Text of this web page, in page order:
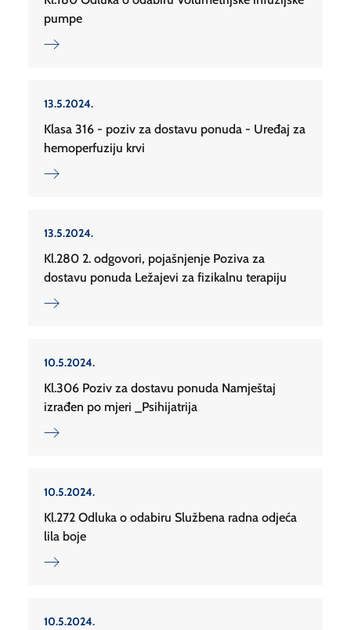
pumpe
13.5.2024.
Klasa 316 - poziv za dostavu ponuda - Uređaj za
hemoperfuziju krvi
13.5.2024.
Kl.280 2. odgovori, pojašnjenje Poziva za
dostavu ponuda Ležajevi za fizikalnu terapiju
10.5.2024.
Kl.306 Poziv za dostavu ponuda Namještaj
izrađen po mjeri _Psihijatrija
10.5.2024.
Kl.272 Odluka o odabiru Službena radna odjeća
lila boje
10.5.2024.